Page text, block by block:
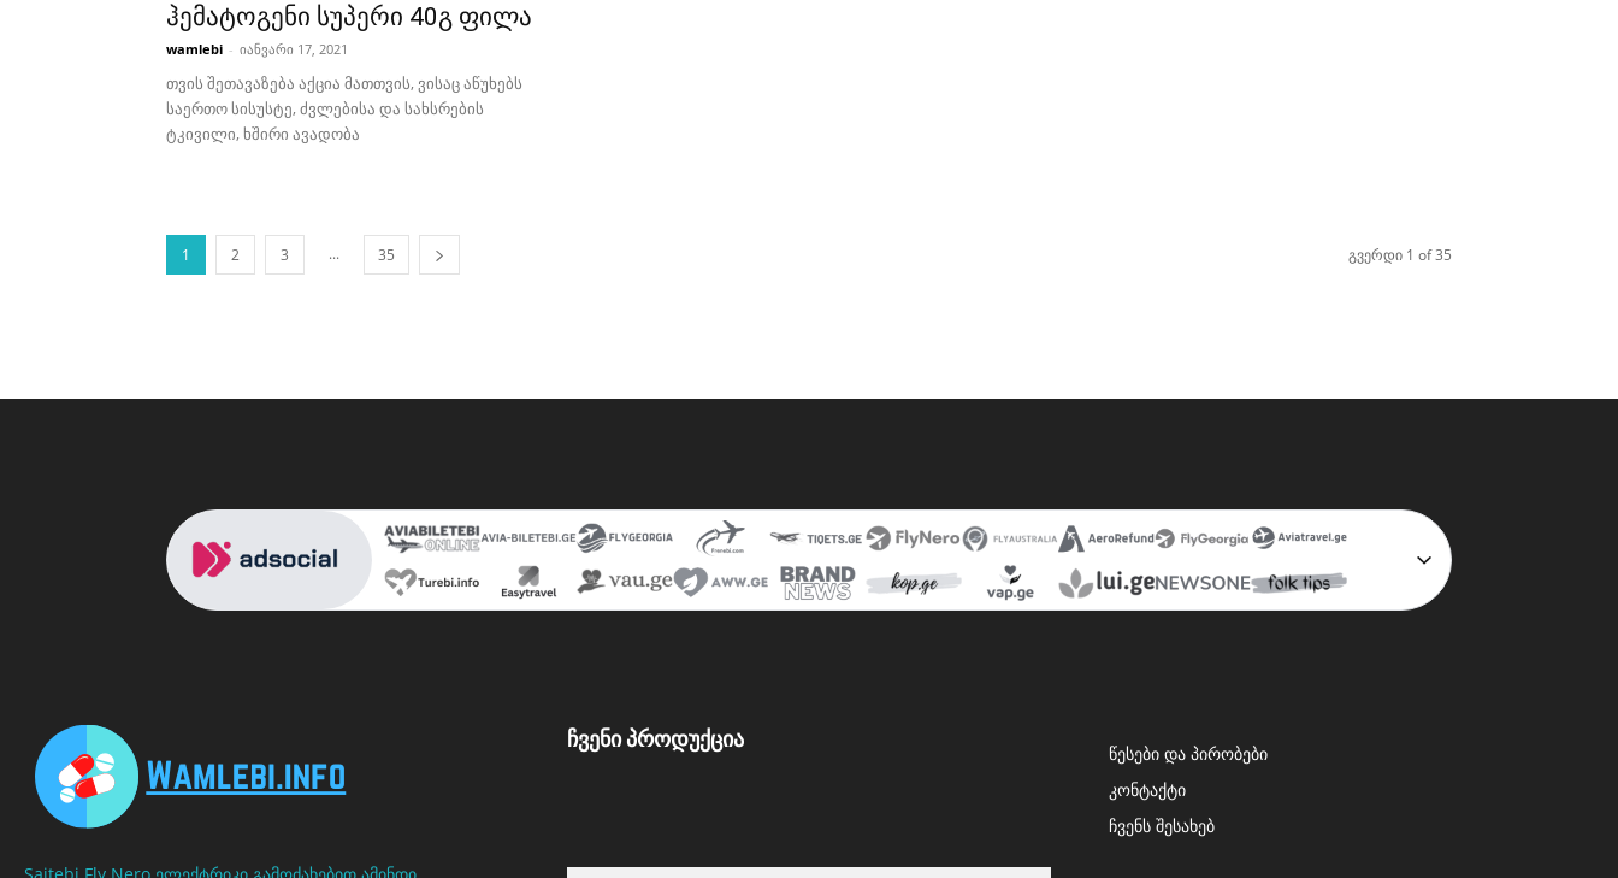
ჰემატოგენი სუპერი 40გ ფილა
wamlebi - იანვარი 17, 2021
თვის შეთავაზება აქცია მათთვის, ვისაც აწუხებს
საერთო სისუსტე, ძვლებისა და სახსრების
ტკივილი, ხშირი ავადობა
1 2 3 ... 35 გვერდი 1 of 35
ჩვენი პროდუქცია
წესები და პირობები
კონტაქტი
ჩვენს შესახებ